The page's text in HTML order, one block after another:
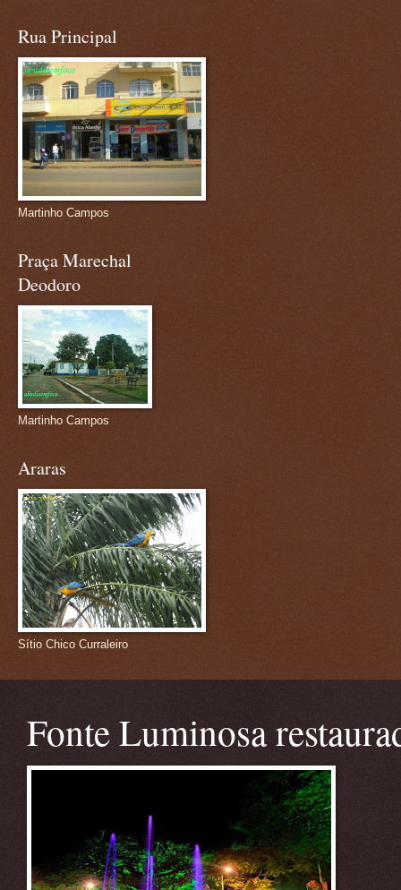
Rua Principal
Martinho Campos
Praça Marechal
Deodoro
Martinho Campos
Araras
Sítio Chico Curraleiro
Fonte Luminosa